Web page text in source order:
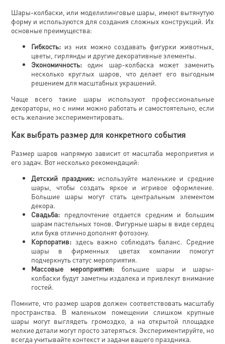
Шары-колбаски, или моделилинговые шары, имеют вытянутую
форму и используются для создания сложных конструкций. Их
основные преимущества:
Гибкость: из них можно создавать фигурки животных,
цветы, гирлянды и другие декоративные элементы.
Экономичность: один шар-колбаска может заменить
несколько круглых шаров, что делает его выгодным
решением для масштабных украшений.
Чаще всего такие шары используют профессиональные
декораторы, но с ними можно работать и самостоятельно, если
есть желание экспериментировать.
Как выбрать размер для конкретного события
Размер шаров напрямую зависит от масштаба мероприятия и
его задач. Вот несколько рекомендаций:
Детский праздник:используйте маленькие и средние
шары, чтобы создать яркое и игривое оформление.
Большие шары могут стать центральным элементом
декора.
Свадьба: предпочтение отдается средним и большим
шарам пастельных тонов. Фигурные шары в виде сердец
или букв отлично дополнят фотозону.
Корпоратив: здесь важно соблюдать баланс. Средние
шары в фирменных цветах компании помогут
подчеркнуть статус мероприятия.
Массовые мероприятия: большие шары и шары-
колбаски будут заметны издалека и привлекут внимание
гостей.
Помните, что размер шаров должен соответствовать масштабу
пространства. В маленьком помещении слишком крупные
шары могут выглядеть громоздко, а на открытой площадке
мелкие детали могут просто затеряться. Экспериментируйте, но
всегда учитывайте контекст и задачи вашего праздника.